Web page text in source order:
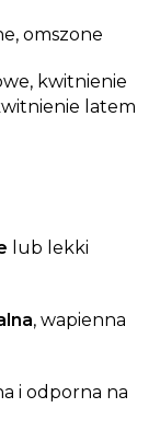
omszone
kwitnienie
latem
lub lekki
, wapienna
i odporna na